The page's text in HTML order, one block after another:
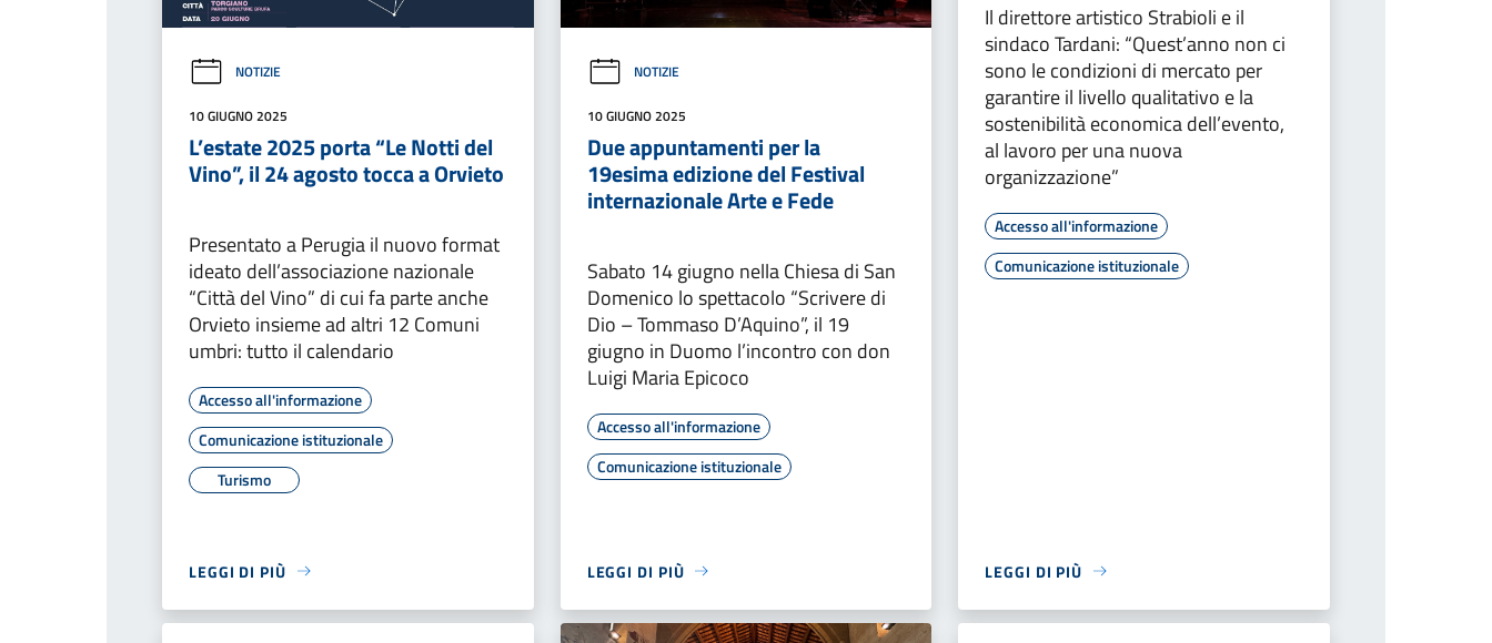
NOTIZIE
10 GIUGNO 2025
L’estate 2025 porta “Le Notti del
Vino”, il 24 agosto tocca a Orvieto
Presentato a Perugia il nuovo format
ideato dell’associazione nazionale
“Città del Vino” di cui fa parte anche
Orvieto insieme ad altri 12 Comuni
umbri: tutto il calendario
Accesso all'informazione
Comunicazione istituzionale
Turismo
LEGGI DI PIÙ
NOTIZIE
10 GIUGNO 2025
Due appuntamenti per la
19esima edizione del Festival
internazionale Arte e Fede
Sabato 14 giugno nella Chiesa di San
Domenico lo spettacolo “Scrivere di
Dio – Tommaso D’Aquino”, il 19
giugno in Duomo l’incontro con don
Luigi Maria Epicoco
Accesso all'informazione
Comunicazione istituzionale
LEGGI DI PIÙ
Il direttore artistico Strabioli e il
sindaco Tardani: “Quest’anno non ci
sono le condizioni di mercato per
garantire il livello qualitativo e la
sostenibilità economica dell’evento,
al lavoro per una nuova
organizzazione”
Accesso all'informazione
Comunicazione istituzionale
LEGGI DI PIÙ